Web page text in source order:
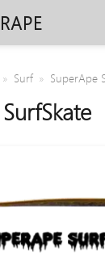
Surf SuperApe